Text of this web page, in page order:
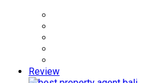
Review